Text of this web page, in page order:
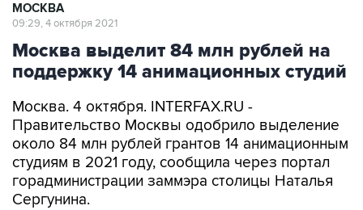
МОСКВА
09:29, 4 октября 2021
Москва выделит 84 млн рублей на
поддержку 14 анимационных студий
Москва. 4 октября. INTERFAX.RU -
Правительство Москвы одобрило выделение
около 84 млн рублей грантов 14 анимационным
студиям в 2021 году, сообщила через портал
горадминистрации заммэра столицы Наталья
Сергунина.